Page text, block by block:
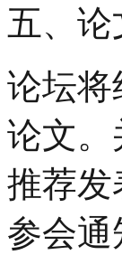
五、论
论坛将
论文。
推荐发
参会通